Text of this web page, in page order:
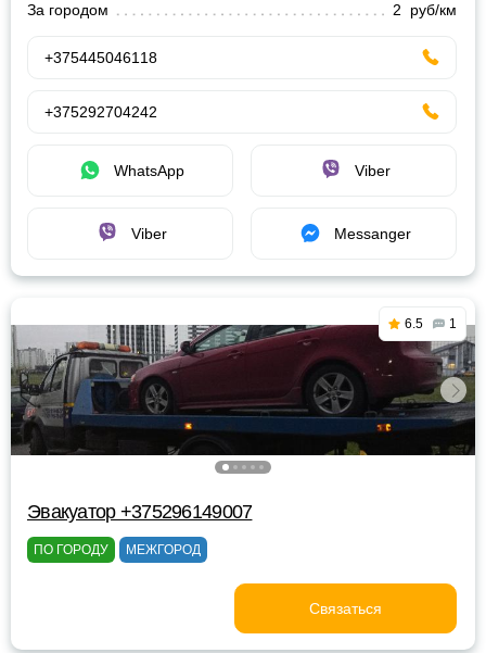
За городом
2 руб/км
+375445046118
+375292704242
WhatsApp Viber
Viber Messanger
6.5 1
Эвакуатор +375296149007
ПО ГОРОДУ МЕЖГОРОД
Связаться